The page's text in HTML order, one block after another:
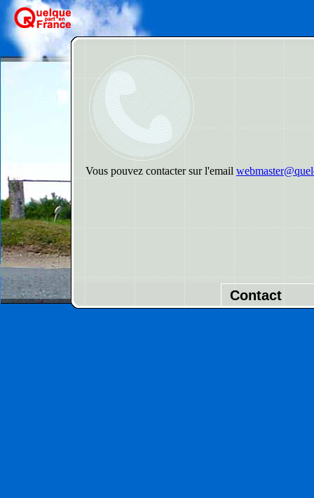
Vous pouvez contacter sur l'email
Contact